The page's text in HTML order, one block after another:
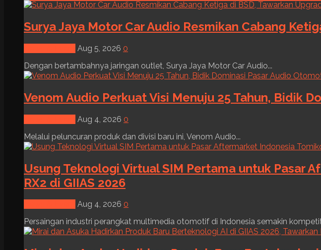
Surya Jaya Motor Car Audio Resmikan Cabang
Aug 5, 2026 0
Dengan bertambahnya jaringan outlet, Surya Jaya Motor Car Audio...
Venom Audio Perkuat Visi Menuju 25 Tahun, Bidik
Aug 4, 2026 0
Melalui peluncuran produk dan divisi baru ini, Venom Audio...
Usung Teknologi Virtual SIM Pertama untuk Pasar
RX2 di GIIAS 2026
Aug 4, 2026 0
Persaingan industri perangkat multimedia otomotif di Indonesia semakin